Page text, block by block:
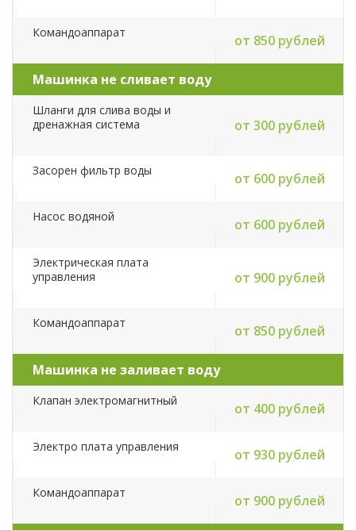
Командоаппарат от 850 рублей
Машинка не сливает воду
Шланги для слива воды и
дренажная система
от 300 рублей
Засорен фильтр воды от 600 рублей
Насос водяной от 600 рублей
Электрическая плата
управления
от 900 рублей
Командоаппарат от 850 рублей
Машинка не заливает воду
Клапан электромагнитный от 400 рублей
Электро плата управления от 930 рублей
Командоаппарат от 900 рублей